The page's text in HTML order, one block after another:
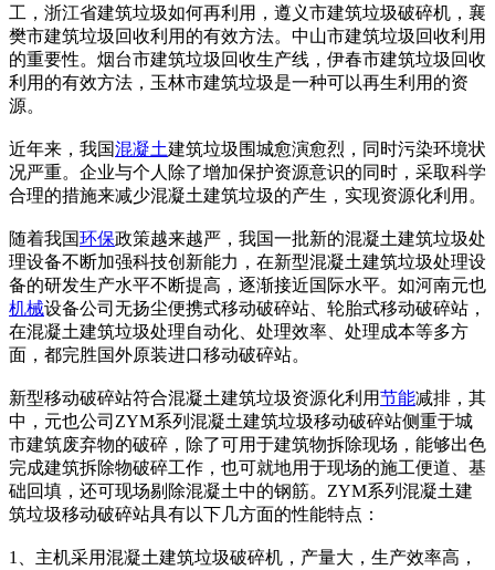
工，浙江省建筑垃圾如何再利用，遵义市建筑垃圾破碎机，襄
樊市建筑垃圾回收利用的有效方法。中山市建筑垃圾回收利用
的重要性。烟台市建筑垃圾回收生产线，伊春市建筑垃圾回收
利用的有效方法，玉林市建筑垃圾是一种可以再生利用的资
源。
近年来，我国混凝土建筑垃圾围城愈演愈烈，同时污染环境状
况严重。企业与个人除了增加保护资源意识的同时，采取科学
合理的措施来减少混凝土建筑垃圾的产生，实现资源化利用。
随着我国环保政策越来越严，我国一批新的混凝土建筑垃圾处
理设备不断加强科技创新能力，在新型混凝土建筑垃圾处理设
备的研发生产水平不断提高，逐渐接近国际水平。如河南元也
机械设备公司无扬尘便携式移动破碎站、轮胎式移动破碎站，
在混凝土建筑垃圾处理自动化、处理效率、处理成本等多方
面，都完胜国外原装进口移动破碎站。
新型移动破碎站符合混凝土建筑垃圾资源化利用节能减排，其
中，元也公司ZYM系列混凝土建筑垃圾移动破碎站侧重于城
市建筑废弃物的破碎，除了可用于建筑物拆除现场，能够出色
完成建筑拆除物破碎工作，也可就地用于现场的施工便道、基
础回填，还可现场剔除混凝土中的钢筋。ZYM系列混凝土建
筑垃圾移动破碎站具有以下几方面的性能特点：
1、主机采用混凝土建筑垃圾破碎机，产量大，生产效率高，